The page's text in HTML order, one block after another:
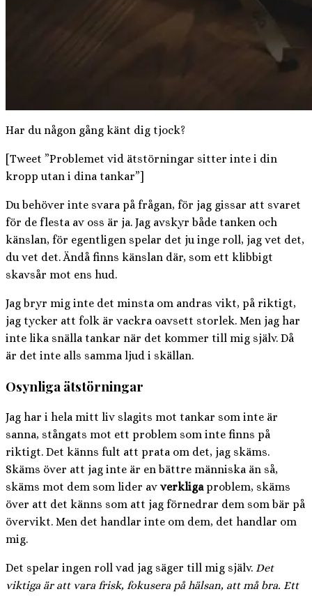
Har du någon gång känt dig tjock?
[Tweet ”Problemet vid ätstörningar sitter inte i din
kropp utan i dina tankar”]
Du behöver inte svara på frågan, för jag gissar att svaret
för de flesta av oss är ja. Jag avskyr både tanken och
känslan, för egentligen spelar det ju inge roll, jag vet det,
du vet det. Ändå finns känslan där, som ett klibbigt
skavsår mot ens hud.
Jag bryr mig inte det minsta om andras vikt, på riktigt,
jag tycker att folk är vackra oavsett storlek. Men jag har
inte lika snälla tankar när det kommer till mig själv. Då
är det inte alls samma ljud i skällan.
Osynliga ätstörningar
Jag har i hela mitt liv slagits mot tankar som inte är
sanna, stångats mot ett problem som inte finns på
riktigt. Det känns fult att prata om det, jag skäms.
Skäms över att jag inte är en bättre människa än så,
skäms mot dem som lider av verkliga problem, skäms
över att det känns som att jag förnedrar dem som bär på
övervikt. Men det handlar inte om dem, det handlar om
mig.
Det spelar ingen roll vad jag säger till mig själv. Det
viktiga är att vara frisk, fokusera på hälsan, att må bra. Ett